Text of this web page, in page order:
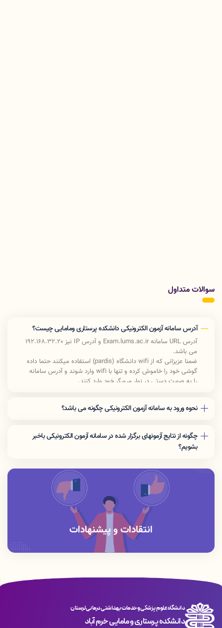
سوالات متداول
آدرس سامانه آزمون الکترونیکی دانشکده پرستاری ومامایی چیست؟
آدرس URL سامانه Exam.lums.ac.ir و
آدرس IP نیز 192.168.32.20
می باشد.
ضمنا عزیزانی که از wifi دانشگاه (pardis) استفاده میکنند حتما داده
گوشی خود را خاموش کرده و تنها با wifi وارد شوند و آدرس سامانه
را به صورت دستی در نوار مرورگر خود وارد کنند.
نحوه ورود به سامانه آزمون الکترونیکی چگونه می باشد؟
را بنویسید و «ورود به آزمون» را بزنید.
چگونه از نتایج آزمونهای برگزار شده در سامانه آزمون الکترونیکی باخبر
بشویم؟
کاربری» و «رمز عبور» خود را وارد کرده و سپس کد امنیتی نمایش داده شده
را نوشته و «ورود به پنل کاربری» را بزنید.
انتقادات و پیشنهادات
دانشگاه علوم پزشکی و خدمات بهداشتی درمانی لرستان
دانشکده پرستاری و مامایی خرم آباد